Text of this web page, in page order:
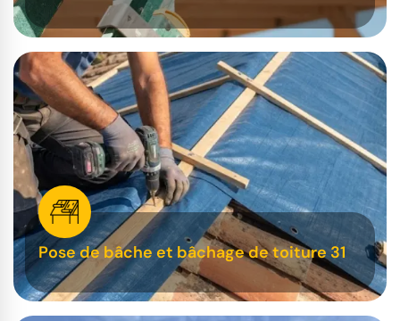
Pose de bâche et bâchage de toiture 31